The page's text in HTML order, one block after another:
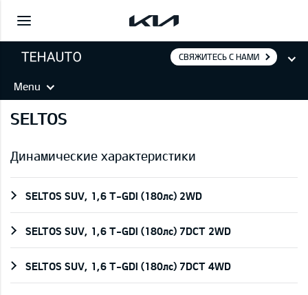
СВЯЖИТЕСЬ С НАМИ
Menu
SELTOS
Динамические характеристики
SELTOS SUV, 1,6 T-GDI (180лс) 2WD
SELTOS SUV, 1,6 T-GDI (180лс) 7DCT 2WD
SELTOS SUV, 1,6 T-GDI (180лс) 7DCT 4WD